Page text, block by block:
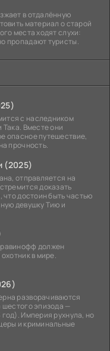
в отдалённую
материал о старой
места ходят слухи:
пропадают туристы.
с наследником
Така. Вместе они
опасное путешествие,
прочность.
(2025)
отправляется на
доказать
что достоин быть частью
девушку Тию и
должен
в мире.
разворачиваются
шестого эпизода —
Империя рухнула, но
и криминальные